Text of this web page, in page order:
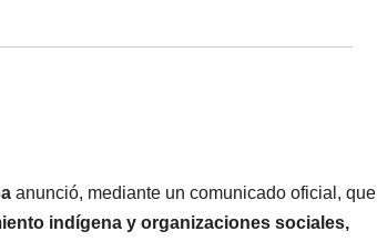
anunció, mediante un comunicado oficial, que
indígena y organizaciones sociales,